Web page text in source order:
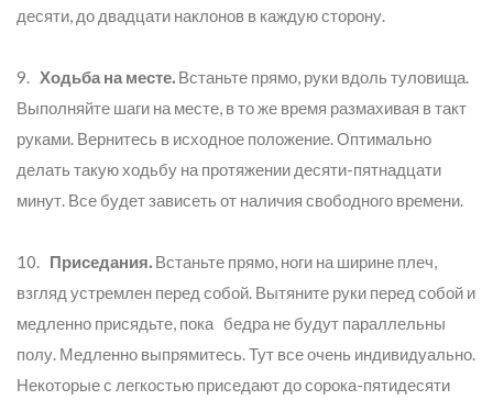
десяти, до двадцати наклонов в каждую сторону.
9. Ходьба на месте. Встаньте прямо, руки вдоль туловища.
Выполняйте шаги на месте, в то же время размахивая в такт
руками. Вернитесь в исходное положение. Оптимально
делать такую ходьбу на протяжении десяти-пятнадцати
минут. Все будет зависеть от наличия свободного времени.
10. Приседания. Встаньте прямо, ноги на ширине плеч,
взгляд устремлен перед собой. Вытяните руки перед собой и
медленно присядьте, пока бедра не будут параллельны
полу. Медленно выпрямитесь. Тут все очень индивидуально.
Некоторые с легкостью приседают до сорока-пятидесяти